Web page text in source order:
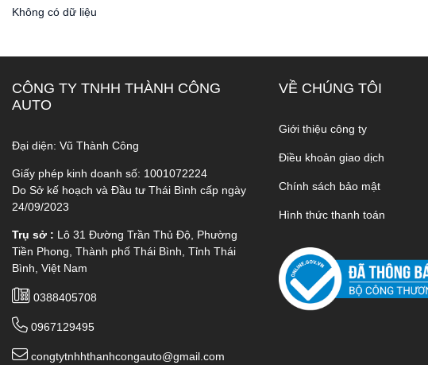
Không có dữ liệu
CÔNG TY TNHH THÀNH CÔNG
AUTO
Đại diện: Vũ Thành Công
Giấy phép kinh doanh số: 1001072224
Do Sở kế hoạch và Đầu tư Thái Bình cấp ngày
24/09/2023
Trụ sở : Lô 31 Đường Trần Thủ Độ, Phường
Tiền Phong, Thành phố Thái Bình, Tỉnh Thái
Bình, Việt Nam
0388405708
0967129495
congtytnhhthanhcongauto@gmail.com
VỀ CHÚNG TÔI
Giới thiệu công ty
Điều khoản giao dịch
Chính sách bảo mật
Hình thức thanh toán